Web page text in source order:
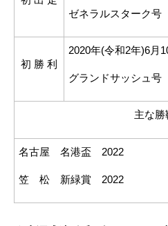
ゼネラルスターク号
初 勝 利
2020年(令和2年)6月
グランドサッシュ号
主な勝
名古屋 名港盃 2022
笠 松 新緑賞 2022